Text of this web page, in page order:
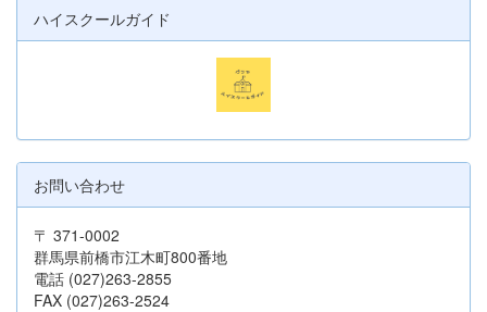
ハイスクールガイド
お問い合わせ
〒 371-0002
群馬県前橋市江木町800番地
電話 (027)263-2855
FAX (027)263-2524